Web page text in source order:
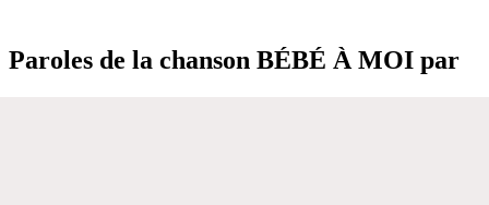
Paroles de la chanson BÉBÉ À MOI par